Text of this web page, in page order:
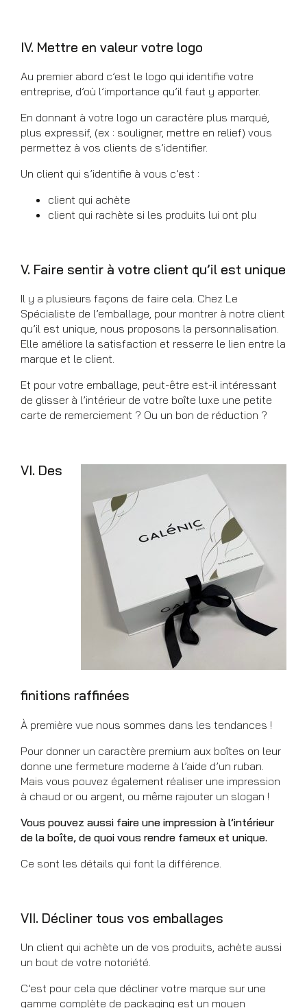
IV. Mettre en valeur votre logo
Au premier abord c’est le logo qui identifie votre
entreprise, d’où l’importance qu’il faut y apporter.
En donnant à votre logo un caractère plus marqué,
plus expressif, (ex : souligner, mettre en relief) vous
permettez à vos clients de s’identifier.
Un client qui s’identifie à vous c’est :
client qui achète
client qui rachète si les produits lui ont plu
V. Faire sentir à votre client qu’il est unique
Il y a plusieurs façons de faire cela. Chez Le
Spécialiste de l’emballage, pour montrer à notre client
qu’il est unique, nous proposons la personnalisation.
Elle améliore la satisfaction et resserre le lien entre la
marque et le client.
Et pour votre emballage, peut-être est-il intéressant
de glisser à l’intérieur de votre boîte luxe une petite
carte de remerciement ? Ou un bon de réduction ?
VI. Des
finitions raffinées
À première vue nous sommes dans les tendances !
Pour donner un caractère premium aux boîtes on leur
donne une fermeture moderne à l’aide d’un ruban.
Mais vous pouvez également réaliser une impression
à chaud or ou argent, ou même rajouter un slogan !
Vous pouvez aussi faire une impression à l’intérieur
de la boîte, de quoi vous rendre fameux et unique.
Ce sont les détails qui font la différence.
VII. Décliner tous vos emballages
Un client qui achète un de vos produits, achète aussi
un bout de votre notoriété.
C’est pour cela que décliner votre marque sur une
gamme complète de packaging est un moyen